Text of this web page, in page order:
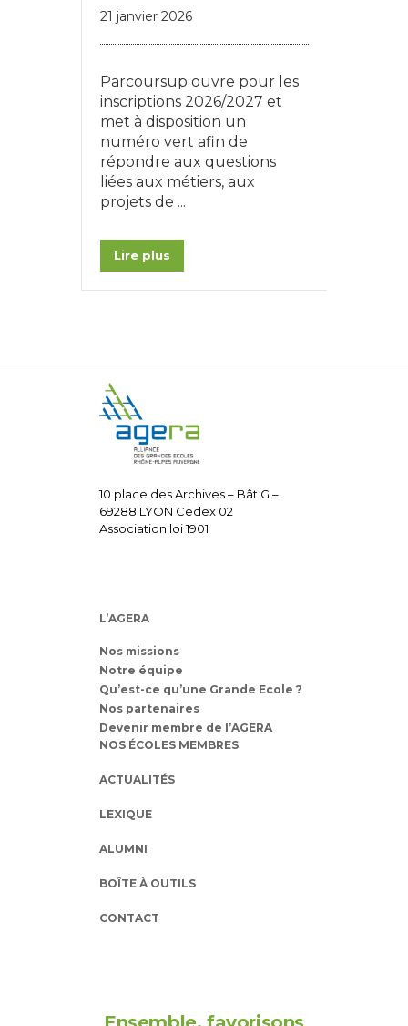
21 janvier 2026
Parcoursup ouvre pour les
inscriptions 2026/2027 et
met à disposition un
numéro vert afin de
répondre aux questions
liées aux métiers, aux
projets de ...
Lire plus
10 place des Archives – Bât G –
69288 LYON Cedex 02
Association loi 1901
L’AGERA
Nos missions
Notre équipe
Qu’est-ce qu’une Grande Ecole ?
Nos partenaires
Devenir membre de l’AGERA
NOS ÉCOLES MEMBRES
ACTUALITÉS
LEXIQUE
ALUMNI
BOÎTE À OUTILS
CONTACT